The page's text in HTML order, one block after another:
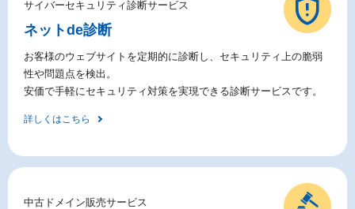
サイバーセキュリティ診断サービス
ネットde診断
お客様のウェブサイトを定期的に診断し、セキュリティ上の脆弱
性や問題点を検出。
安価で手軽にセキュリティ対策を実現できる診断サービスです。
詳しくはこちら
中古ドメイン販売サービス